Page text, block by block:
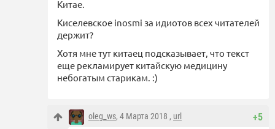
Китае.
Киселевское inosmi за идиотов всех читателей
держит?
Хотя мне тут китаец подсказывает, что текст
еще рекламирует китайскую медицину
небогатым старикам. :)
+5
oleg_ws, 4 Марта 2018 , url